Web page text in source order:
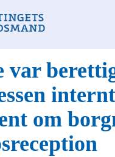
var
internt
om